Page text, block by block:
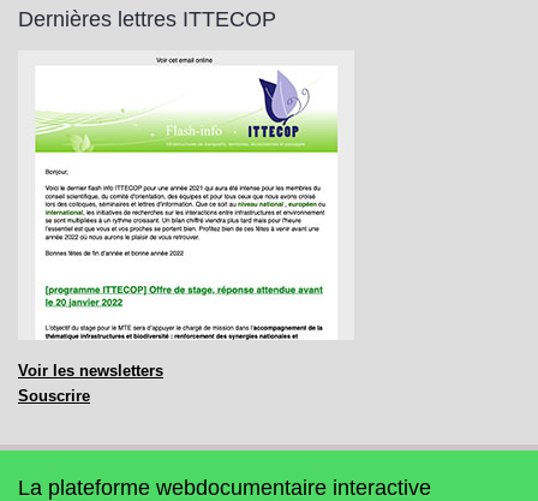
Dernières lettres ITTECOP
Voir les newsletters
Souscrire
La plateforme webdocumentaire interactive